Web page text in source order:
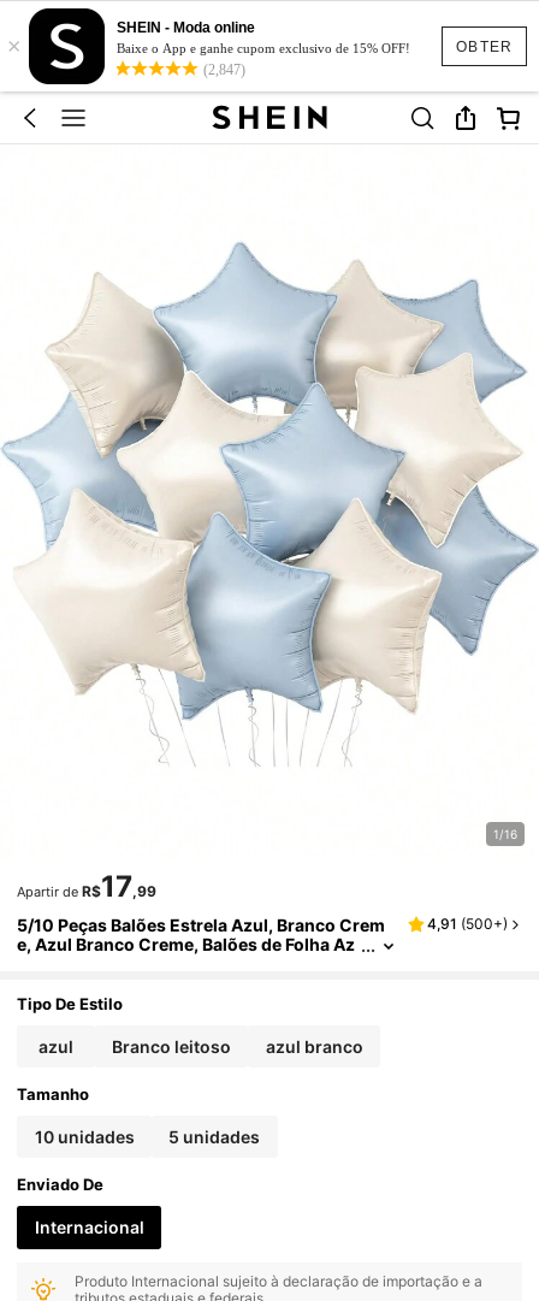
OBTER
×
SHEIN - Moda online
Baixe o App e ganhe cupom exclusivo de 15% OFF!
(2,847)
1/16
Apartir de R$17,99
5/10 Peças Balões Estrela Azul, Branco Crem
e, Azul Branco Creme, Balões de Folha Az
Polegadas para Decorações de Festa de Anive
4,91 (500+)
Tipo De Estilo
azul Branco leitoso azul branco
Tamanho
10 unidades 5 unidades
Enviado De
Internacional
Produto Internacional sujeito à declaração de importação e a